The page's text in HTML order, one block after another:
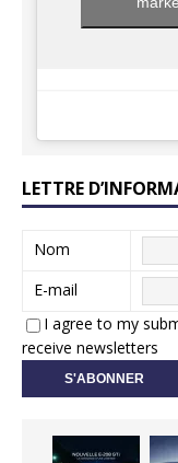
LETTRE
Nom
E-mail
I agree to my
receive newsletters